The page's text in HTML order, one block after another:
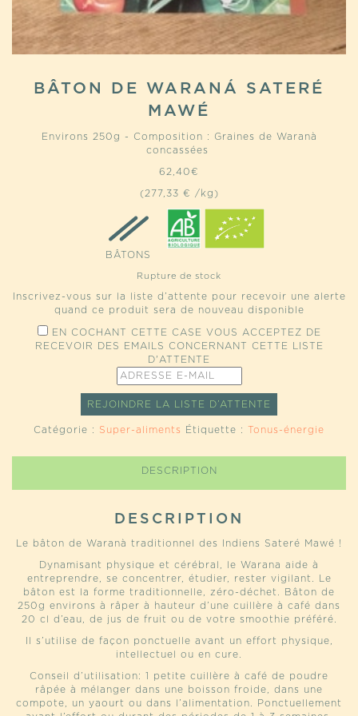
BÂTON DE WARANÁ SATERÉ
MAWÉ
Environs 250g - Composition : Graines de Waranà
concassées
62,40€
(277,33 € /kg)
BÂTONS
Rupture de stock
Inscrivez-vous sur la liste d’attente pour recevoir une alerte
quand ce produit sera de nouveau disponible
EN COCHANT CETTE CASE VOUS ACCEPTEZ DE
RECEVOIR DES EMAILS CONCERNANT CETTE LISTE
D'ATTENTE
ENTREZ
VOTRE
ADRESSE
MAIL
CE
REJOINDRE LA LISTE D’ATTENTE
Catégorie : Super-aliments Étiquette : Tonus-énergie
DESCRIPTION
DESCRIPTION
Le bâton de Waranà traditionnel des Indiens Sateré Mawé !
Dynamisant physique et cérébral, le Warana aide à
entreprendre, se concentrer, étudier, rester vigilant. Le
bâton est la forme traditionnelle, zéro-déchet. Bâton de
250g environs à râper à hauteur d’une cuillère à café dans
20 cl d’eau, de jus de fruit ou de votre smoothie préféré.
Il s’utilise de façon ponctuelle avant un effort physique,
intellectuel ou en cure.
Conseil d’utilisation: 1 petite cuillère à café de poudre
râpée à mélanger dans une boisson froide, dans une
compote, un yaourt ou dans l’alimentation. Ponctuellement